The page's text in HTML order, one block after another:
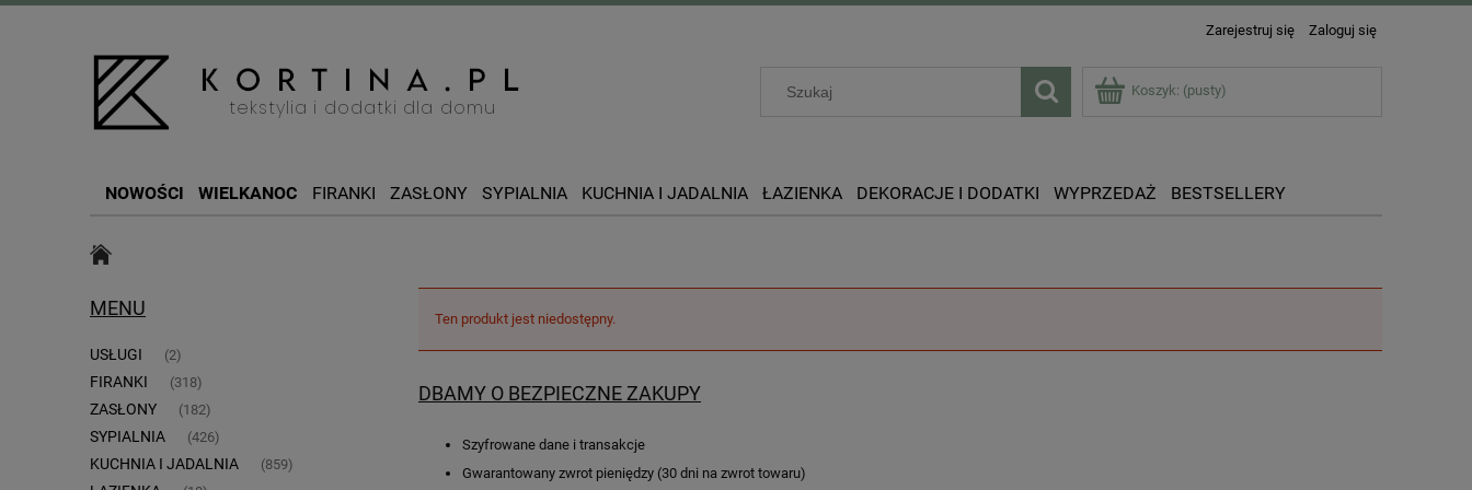
Zarejestruj się Zaloguj się
Koszyk: (pusty)
NOWOŚCI WIELKANOC FIRANKI ZASŁONY SYPIALNIA KUCHNIA I JADALNIA ŁAZIENKA DEKORACJE I DODATKI WYPRZEDAŻ BESTSELLERY
MENU
USŁUGI (2)
FIRANKI (318)
ZASŁONY (182)
SYPIALNIA (426)
KUCHNIA I JADALNIA (859)
Ten produkt jest niedostępny.
DBAMY O BEZPIECZNE ZAKUPY
Szyfrowane dane i transakcje
Gwarantowany zwrot pieniędzy (30 dni na zwrot towaru)